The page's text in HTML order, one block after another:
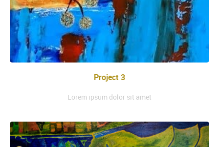
Project 3
Lorem ipsum dolor sit amet